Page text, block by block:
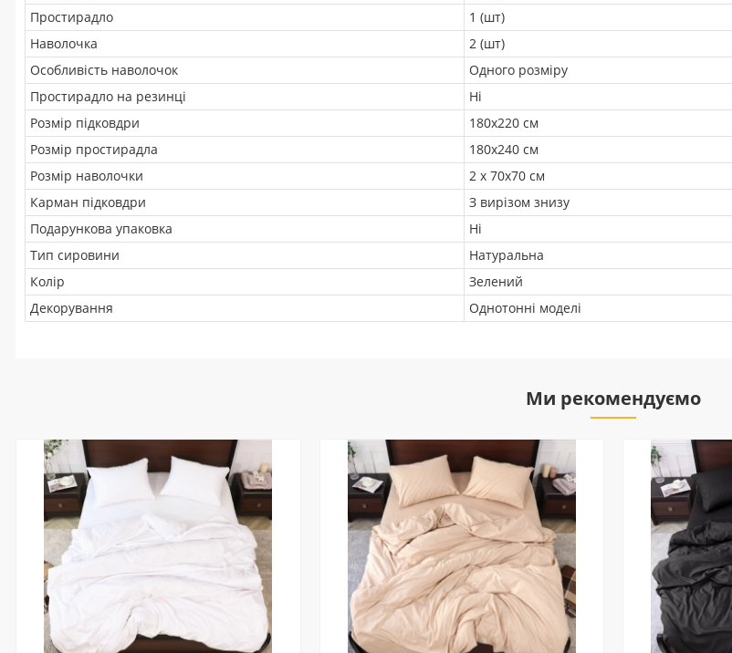
Простирадло
1 (шт)
Наволочка
2 (шт)
Особливість наволочок
Одного розміру
Простирадло на резинці
Ні
Розмір підковдри
180х220 см
Розмір простирадла
180x240 см
Розмір наволочки
2 х 70х70 см
Карман підковдри
З вирізом знизу
Подарункова упаковка
Ні
Тип сировини
Натуральна
Колір
Зелений
Декорування
Однотонні моделі
Ми рекомендуємо